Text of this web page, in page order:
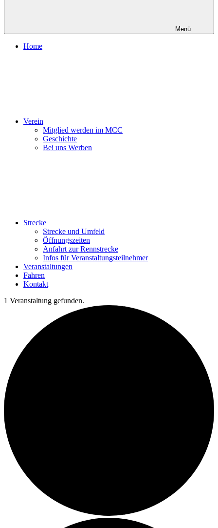
Menü
Home
Verein
Mitglied werden im MCC
Geschichte
Bei uns Werben
Strecke
Strecke und Umfeld
Öffnungszeiten
Anfahrt zur Rennstrecke
Infos für Veranstaltungsteilnehmer
Veranstaltungen
Fahren
Kontakt
1 Veranstaltung gefunden.